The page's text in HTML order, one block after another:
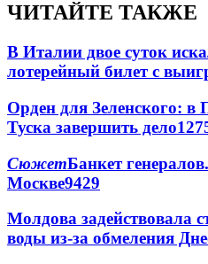
ЧИТАЙТЕ ТАКЖЕ
В Италии двое суток
лотерейный билет с
Орден для Зеленского: в
Туска завершить дело
СюжетБанкет
Москве9429
Молдова задействовала
воды из-за обмеления